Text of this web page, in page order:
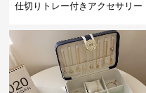
仕切りトレー付きアクセサリー